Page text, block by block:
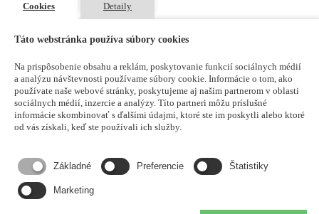
Inovatívne mazivá vyžadujú
aplikačných technikov
Každej zmene maziva by mala predchádzať odborná
konzultácia o príslušnej aplikácii. Iba potom je možné
zvoliť optimálne mazivo a optimálny mazací systém.
vhodné pre príslušnú aplikáciu, a odporučili rozsah
podporných služieb, ktoré môžeme ponúknuť.
Cookies Detaily
Táto webstránka používa súbory cookies
Na prispôsobenie obsahu a reklám, poskytovanie funkcií sociálnych médií
a analýzu návštevnosti používame súbory cookie. Informácie o tom, ako
používate naše webové stránky, poskytujeme aj našim partnerom v oblasti
sociálnych médií, inzercie a analýzy. Títo partneri môžu príslušné
informácie skombinovať s ďalšími údajmi, ktoré ste im poskytli alebo ktoré
od vás získali, keď ste používali ich služby.
Základné Preferencie Štatistiky
Marketing